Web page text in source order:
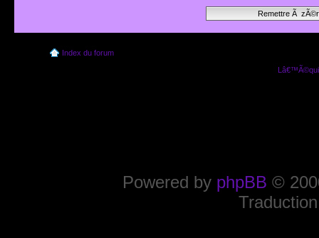
Index du forum
Powered by phpBB ©